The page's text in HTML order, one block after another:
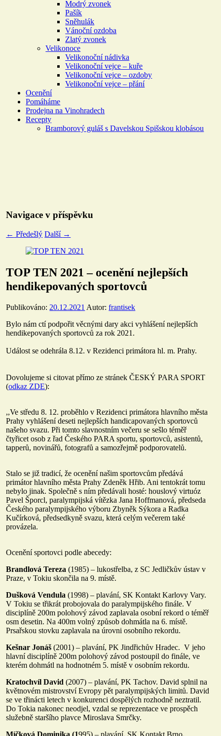
Modrý zvonek
Pašík
Sněhulák
Vánoční ozdoba
Zlatý zvonek
Velikonoce
Velikonoční nádivka
Velikonoční vejce – kuře
Velikonoční vejce – ozdoby
Velikonoční vejce – přání
Ocenění
Pomáháme
Prodejna na Vinohradech
Recepty
Bramborový guláš s Davelskou Spišskou klobásou
Navigace v příspěvku
← Předešlý Další →
TOP TEN 2021 – ocenění nejlepších
hendikepovaných sportovců
Publikováno: 20.12.2021 Autor:frantisek
Bylo nám ctí podpořit věcnými dary akci vyhlášení nejlepších
hendikepovaných sportovců za rok 2021.
Událost se odehrála 8.12. v Rezidenci primátora hl. m. Prahy.
Dovolujeme si citovat přímo ze stránek ČESKÝ PARA SPORT
(odkaz ZDE):
,,Ve středu 8. 12. proběhlo v Rezidenci primátora hlavního města
Prahy vyhlášení deseti nejlepších handicapovaných sportovců
našeho svazu. Při tomto slavnostním večeru se sešlo téměř
čtyřicet osob z řad Českého PARA sportu, sportovců, asistentů,
tapperů, novinářů, fotografů a samozřejmě podporovatelů.
Stalo se již tradicí, že ocenění našim sportovcům předává
primátor hlavního města Prahy Zdeněk Hřib. Ani tentokrát tomu
nebylo jinak. Společně s ním předávali hosté: houslový virtuóz
Pavel Šporcl, paralympijská vítězka Jana Hoffmanová, předseda
Českého paralympijského výboru Zbyněk Sýkora a Radka
Kučírková, předsedkyně svazu, která celým večerem také
provázela.
Ocenění sportovci podle abecedy:
Brandlová Tereza (1985) – lukostřelba, z SC Jedličkův ústav v
Praze, v Tokiu skončila na 9. místě.
Dušková Vendula (1998) – plavání, SK Kontakt Karlovy Vary.
V Tokiu se třikrát probojovala do paralympijského finále. V
disciplíně 200m polohový závod zaplavala osobní rekord o téměř
osm desetin. Na 400m volný způsob dohmátla na 6. místě.
Prsařskou stovku zaplavala na úrovni osobního rekordu.
Kešnar Jonáš(2001) – plavání, PK Jindřichův Hradec. V jeho
hlavní disciplíně 200m polohový závod postoupil do finále, ve
kterém dohmátl na hodnotném 5. místě v osobním rekordu.
Kratochvíl David(2007) – plavání, PK Tachov. David splnil na
květnovém mistrovství Evropy pět paralympijských limitů. David
se ve třinácti letech v konkurenci dospělých rozhodně neztratil.
Do Tokia nakonec neodjel, vzdal se reprezentace ve prospěch
služebně staršího plavce Miroslava Smrčky.
Míčková Dominika (1995) – plavání, SK Kontakt Brno.